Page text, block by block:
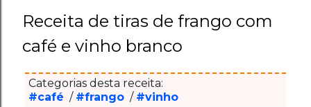
Receita de tiras de frango com
café e vinho branco
Categorias desta receita:
#café / #frango / #vinho